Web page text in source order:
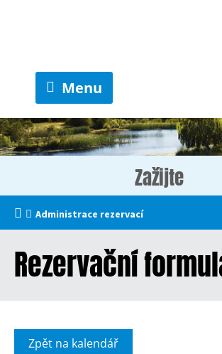
Menu
Zažijte
Administrace rezervací
Rezervační
Zpět na kalendář